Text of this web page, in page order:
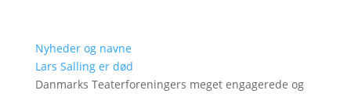
Nyheder og navne
Lars Salling er død
Danmarks Teaterforeningers meget engagerede og